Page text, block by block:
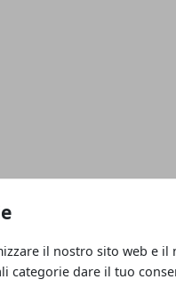
il nostro sito web e il
categorie dare il tuo